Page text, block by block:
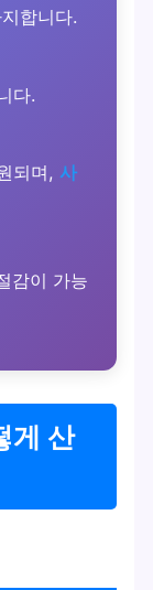
합니다.
다.
되며, 사
감이 가능
게 산